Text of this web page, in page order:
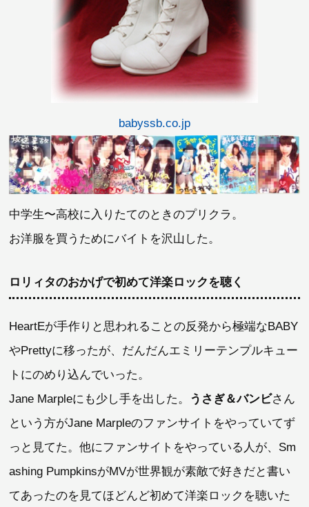
babyssb.co.jp
中学生〜高校に入りたてのときのプリクラ。
お洋服を買うためにバイトを沢山した。
ロリィタのおかげで初めて洋楽ロックを聴く
HeartEが手作りと思われることの反発から極端なBABY
やPrettyに移ったが、だんだんエミリーテンプルキュー
トにのめり込んでいった。
Jane Marpleにも少し手を出した。
うさぎ＆バンビさん
という方がJane Marpleのファンサイトをやっていてず
っと見てた。他にファンサイトをやっている人が、Sm
ashing PumpkinsがMVが世界観が素敵で好きだと書い
てあったのを見てほどんど初めて洋楽ロックを聴いた